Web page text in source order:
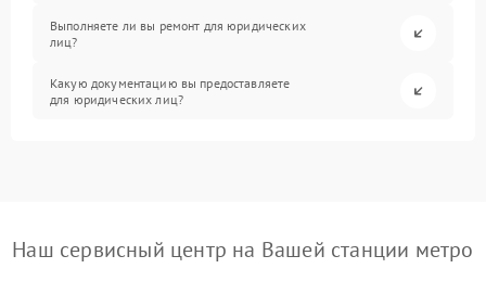
Выполняете ли вы ремонт для юридических
лиц?
Какую документацию вы предоставляете
для юридических лиц?
Наш сервисный центр на Вашей станции метро